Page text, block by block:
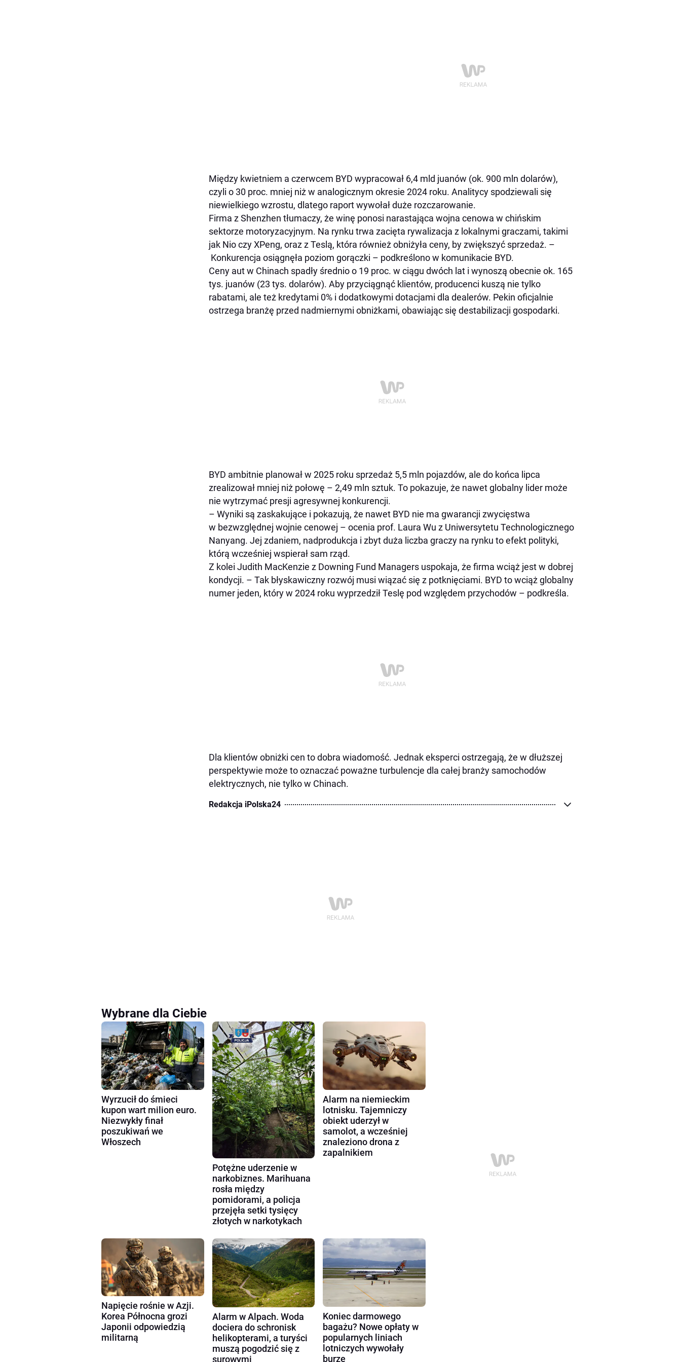
Między kwietniem a czerwcem BYD wypracował 6,4 mld juanów (ok. 900 mln dolarów),
czyli o 30 proc. mniej niż w analogicznym okresie 2024 roku. Analitycy spodziewali się
niewielkiego wzrostu, dlatego raport wywołał duże rozczarowanie.
Firma z Shenzhen tłumaczy, że winę ponosi narastająca wojna cenowa w chińskim
sektorze motoryzacyjnym. Na rynku trwa zacięta rywalizacja z lokalnymi graczami, takimi
jak Nio czy XPeng, oraz z Teslą, która również obniżyła ceny, by zwiększyć sprzedaż. –
Konkurencja osiągnęła poziom gorączki – podkreślono w komunikacie BYD.
Ceny aut w Chinach spadły średnio o 19 proc. w ciągu dwóch lat i wynoszą obecnie ok. 165
tys. juanów (23 tys. dolarów). Aby przyciągnąć klientów, producenci kuszą nie tylko
rabatami, ale też kredytami 0% i dodatkowymi dotacjami dla dealerów. Pekin oficjalnie
ostrzega branżę przed nadmiernymi obniżkami, obawiając się destabilizacji gospodarki.
BYD ambitnie planował w 2025 roku sprzedaż 5,5 mln pojazdów, ale do końca lipca
zrealizował mniej niż połowę – 2,49 mln sztuk. To pokazuje, że nawet globalny lider może
nie wytrzymać presji agresywnej konkurencji.
– Wyniki są zaskakujące i pokazują, że nawet BYD nie ma gwarancji zwycięstwa
w bezwzględnej wojnie cenowej – ocenia prof. Laura Wu z Uniwersytetu Technologicznego
Nanyang. Jej zdaniem, nadprodukcja i zbyt duża liczba graczy na rynku to efekt polityki,
którą wcześniej wspierał sam rząd.
Z kolei Judith MacKenzie z Downing Fund Managers uspokaja, że firma wciąż jest w dobrej
kondycji. – Tak błyskawiczny rozwój musi wiązać się z potknięciami. BYD to wciąż globalny
numer jeden, który w 2024 roku wyprzedził Teslę pod względem przychodów – podkreśla.
Dla klientów obniżki cen to dobra wiadomość. Jednak eksperci ostrzegają, że w dłuższej
perspektywie może to oznaczać poważne turbulencje dla całej branży samochodów
elektrycznych, nie tylko w Chinach.
Redakcja iPolska24
Wybrane dla Ciebie
Wyrzucił do śmieci
kupon wart milion euro.
Niezwykły finał
poszukiwań we
Włoszech
Potężne uderzenie w
narkobiznes. Marihuana
rosła między
pomidorami, a policja
przejęła setki tysięcy
złotych w narkotykach
Alarm na niemieckim
lotnisku. Tajemniczy
obiekt uderzył w
samolot, a wcześniej
znaleziono drona z
zapalnikiem
Napięcie rośnie w Azji.
Korea Północna grozi
Japonii odpowiedzią
militarną
Alarm w Alpach. Woda
dociera do schronisk
helikopterami, a turyści
muszą pogodzić się z
surowymi
Koniec darmowego
bagażu? Nowe opłaty w
popularnych liniach
lotniczych wywołały
burzę